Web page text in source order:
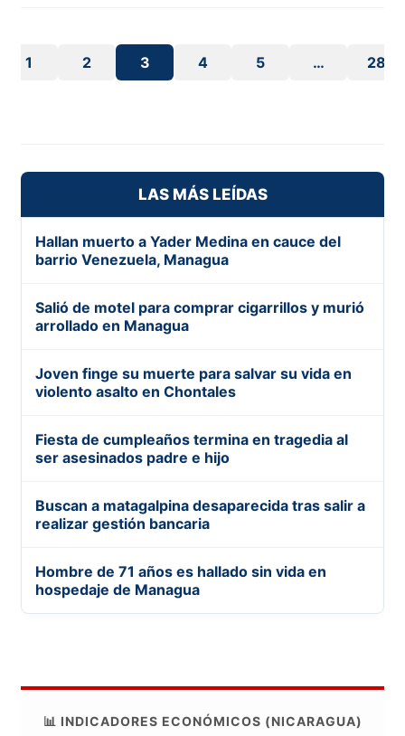
1 2 3 4 5 … 28
LAS MÁS LEÍDAS
Hallan muerto a Yader Medina en cauce del
barrio Venezuela, Managua
Salió de motel para comprar cigarrillos y murió
arrollado en Managua
Joven finge su muerte para salvar su vida en
violento asalto en Chontales
Fiesta de cumpleaños termina en tragedia al
ser asesinados padre e hijo
Buscan a matagalpina desaparecida tras salir a
realizar gestión bancaria
Hombre de 71 años es hallado sin vida en
hospedaje de Managua
📊 INDICADORES ECONÓMICOS (NICARAGUA)